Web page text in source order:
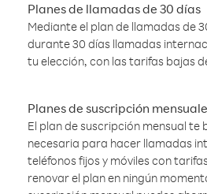
Planes de llamadas de 30 días
Mediante el plan de llamadas de
durante 30 días llamadas
tu elección, con las tarifas bajas
Planes de suscripción
El plan de suscripción mensual te
necesaria para hacer llamadas
teléfonos fijos y móviles con
renovar el plan en ningún